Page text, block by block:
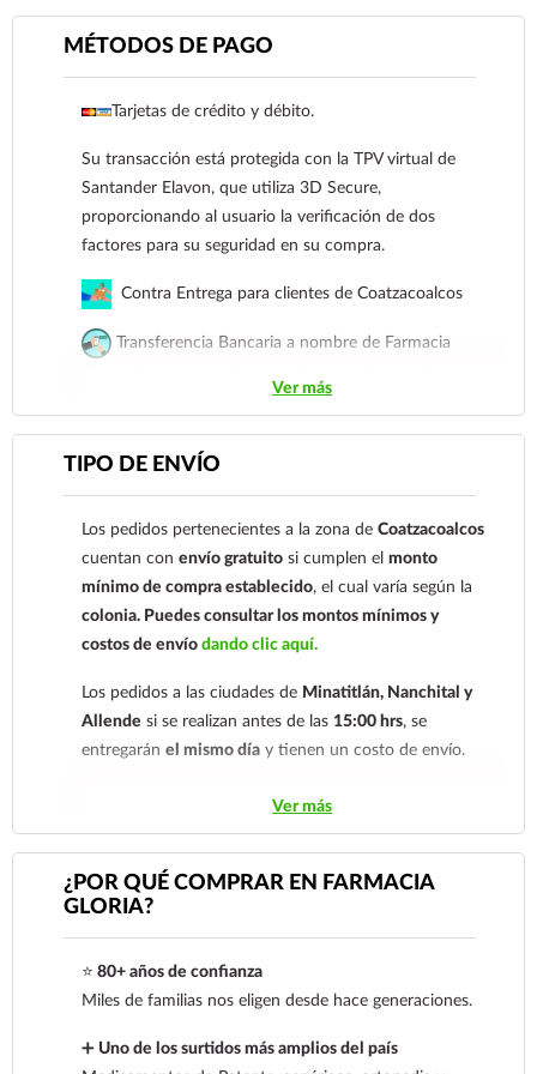
Ver más
MÉTODOS DE PAGO
Tarjetas de crédito y débito.
Su transacción está protegida con la TPV virtual de
Santander Elavon, que utiliza 3D Secure,
proporcionando al usuario la verificación de dos
factores para su seguridad en su compra.
Contra Entrega para clientes de Coatzacoalcos
Transferencia Bancaria a nombre de Farmacia
cuenta: Clave: 014854655008143954
Para esta forma de pago el cliente deberá enviar su
comprobante de pago a al siguiente correo
nuestro
921 261 8491
Ver más
TIPO DE ENVÍO
Los pedidos pertenecientes a la zona deCoatzacoalcos
cuentan conenvío gratuito si cumplen elmonto
mínimo de compra establecido, el cual varía según la
colonia. Puedes consultar los montos mínimos y
costos de envíodando clic aquí.
Los pedidos a las ciudades de Minatitlán, Nanchital y
Allende si se realizan antes de las 15:00 hrs, se
entregaránel mismo día y tienen un costo de envío.
Los pedidos de otras localidades se envían mediante
.Sólo hacemos envíos en el territorio
nacional.
económica. En la tarifa nacional al día siguiente, los
pedidos deben realizarseantes de las 14:00 hrs.El
tiempo de entrega de la tarifa económica es de
días.
Ver más
¿POR QUÉ COMPRAR EN FARMACIA
GLORIA?
⭐ 80+ años de confianza
Miles de familias nos eligen desde hace generaciones.
➕ Uno de los surtidos más amplios del país